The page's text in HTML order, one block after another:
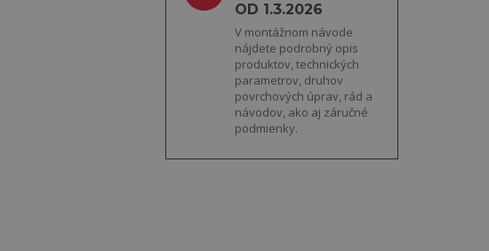
OD 1.3.2026
V montážnom návode
nájdete podrobný opis
produktov, technických
parametrov, druhov
povrchových úprav, rád a
návodov, ako aj záručné
podmienky.